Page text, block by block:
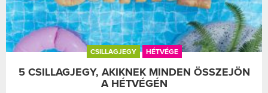
CSILLAGJEGY HÉTVÉGE
5 CSILLAGJEGY, AKIKNEK MINDEN ÖSSZEJÖN
A HÉTVÉGÉN